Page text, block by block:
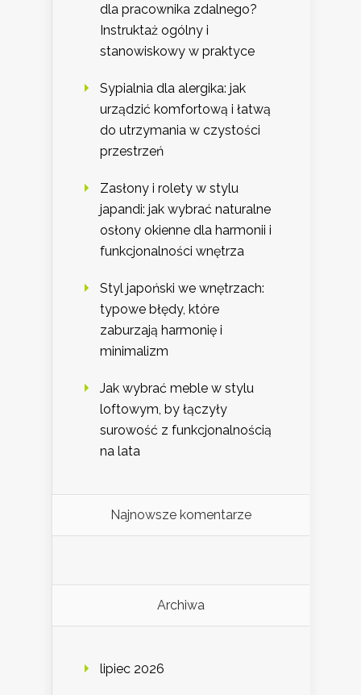
dla pracownika zdalnego?
Instruktaż ogólny i
stanowiskowy w praktyce
Sypialnia dla alergika: jak
urządzić komfortową i łatwą
do utrzymania w czystości
przestrzeń
Zasłony i rolety w stylu
japandi: jak wybrać naturalne
osłony okienne dla harmonii i
funkcjonalności wnętrza
Styl japoński we wnętrzach:
typowe błędy, które
zaburzają harmonię i
minimalizm
Jak wybrać meble w stylu
loftowym, by łączyły
surowość z funkcjonalnością
na lata
Najnowsze komentarze
Archiwa
lipiec 2026